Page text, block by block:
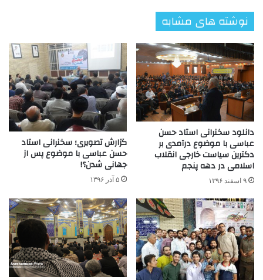
نوشته های مشابه
دانلود سخنرانی استاد حسن
عباسی با موضوع درآمدی بر
دکترین سیاست خارجی انقلاب
اسلامی در دهه پنجم
۹ اسفند ۱۳۹۶
گزارش تصویری؛ سخنرانی استاد
حسن عباسی با موضوع پس از
جهانی شدن؟!
۵ آذر ۱۳۹۶